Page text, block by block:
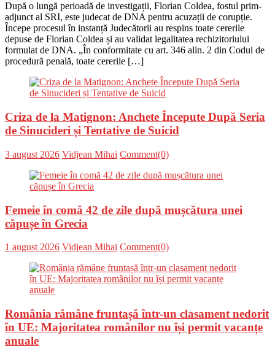
După o lungă perioadă de investigații, Florian Coldea, fostul prim-
adjunct al SRI, este judecat de DNA pentru acuzații de corupție.
Începe procesul în instanță Judecătorii au respins toate cererile
depuse de Florian Coldea și au validat legalitatea rechizitoriului
formulat de DNA. „În conformitate cu art. 346 alin. 2 din Codul de
procedură penală, toate cererile […]
Criza de la Matignon: Anchete Începute După Seria
de Sinucideri și Tentative de Suicid
Posted
3 august 2026 Author
Vidjean Mihai Comment(0)
Femeie în comă 42 de zile după mușcătura unei
căpușe în Grecia
Posted
1 august 2026 Author
Vidjean Mihai Comment(0)
România rămâne fruntașă într-un clasament nedorit
în UE: Majoritatea românilor nu își permit vacanțe
anuale